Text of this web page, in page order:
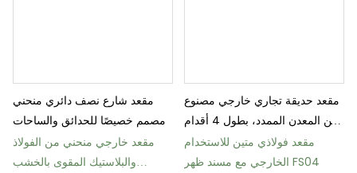
مقعد شارع نصف دائري منحني
مصمم خصيصًا للحدائق والساحات
مقعد خارجي منحني من الفولاذ
والبلاستيك المقوى بالخشب
مقعد حديقة تجاري خارجي مصنوع
من المعدن الممدد، بطول 4 أقدام
و6 أقدام و8 أقدام
مقعد فولاذي متين للاستخدام
الخارجي مع مسند ظهر FS04